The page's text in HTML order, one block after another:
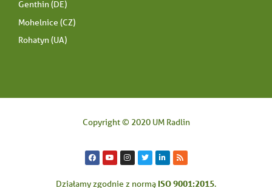
Genthin (DE)
Mohelnice (CZ)
Rohatyn (UA)
Copyright © 2020 UM Radlin
Działamy zgodnie z normą ISO 9001:2015.